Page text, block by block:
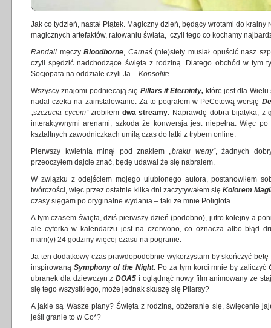
Jak co tydzień, nastał Piątek. Magiczny dzień, będący wrotami do krainy
magicznych artefaktów, ratowaniu świata, czyli tego co kochamy
Randall męczyBloodborne, Carnaś(nie)stety musiał opuścić nasz
czyli spędzić nadchodzące święta z rodziną. Dlatego obchód w tym
Socjopata na oddziale czyli Ja – Konsolite.
Wszyscy znajomi podniecają się Pillars if Eterninty, które jest dla
nadal czeka na zainstalowanie. Za to pograłem w PeCetową wersję
„szczucia cycem”zrobiłem dwa streamy. Naprawdę dobra bijatyka, z
interaktywnymi arenami, szkoda że konwersja jest niepełna. Więc
kształtnych zawodniczkach umilą czas do łatki z trybem online.
Pierwszy kwietnia minął pod znakiem„braku weny”, żadnych
przeoczyłem dajcie znać, będę udawał że się nabrałem.
W związku z odejściem mojego ulubionego autora, postanowiłem
twórczości, więc przez ostatnie kilka dni zaczytywałem sięKolorem
czasy sięgam po oryginalne wydania – taki ze mnie Poliglota…
A tym czasem święta, dziś pierwszy dzień (podobno), jutro kolejny a
ale cyferka w kalendarzu jest na czerwono, co oznacza albo błąd
mam(y) 24 godziny więcej czasu na pogranie.
Ja ten dodatkowy czas prawdopodobnie wykorzystam by skończyć betę
inspirowaną Symphony of the Night. Po za tym korci mnie by zaliczyć
ubranek dla dziewczyn zDOA5 i oglądnąć nowy film animowany ze
się tego wszystkiego, może jednak skuszę się Pilarsy?
A jakie są Wasze plany? Święta z rodziną, obżeranie się, święcenie
jeśli granie to w Co*?